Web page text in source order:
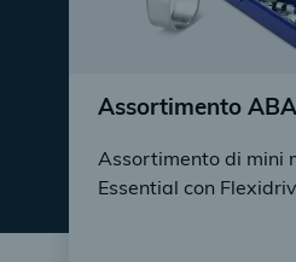
Assortimento ABA
Assortimento di mini
Essential con